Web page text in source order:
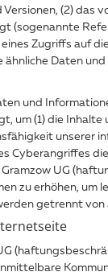
(2)
(sogenannte
Zugriffs auf
Daten
und
um (1) die
unserer
Cyberangriffes
UG
zu erhöhen,
getrennt